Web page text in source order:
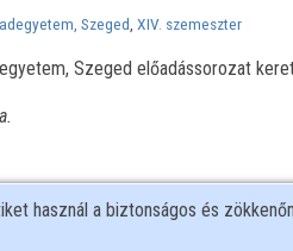
Szeged, XIV. szemeszter
Szeged előadássorozat
használ a biztonságos és